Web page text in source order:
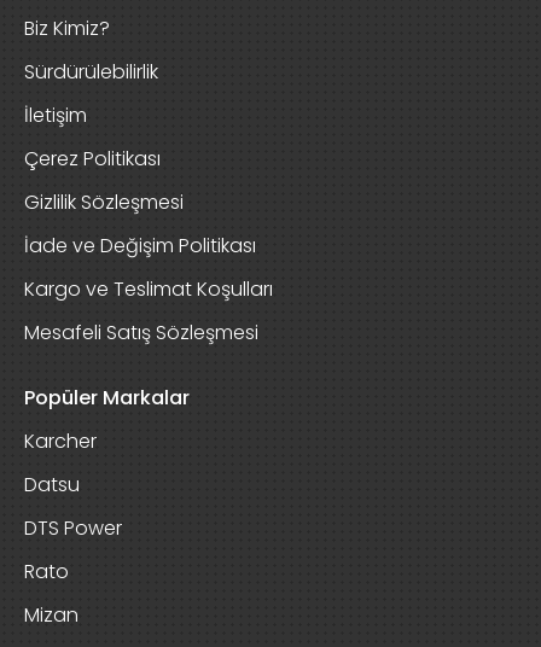
Biz Kimiz?
Sürdürülebilirlik
İletişim
Çerez Politikası
Gizlilik Sözleşmesi
İade ve Değişim Politikası
Kargo ve Teslimat Koşulları
Mesafeli Satış Sözleşmesi
Popüler Markalar
Karcher
Datsu
DTS Power
Rato
Mizan